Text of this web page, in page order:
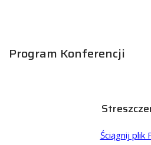
Program Konferencji
Ściągnij plik